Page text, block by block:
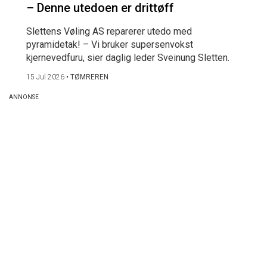
– Denne utedoen er drittøff
Slettens Vøling AS reparerer utedo med
pyramidetak! – Vi bruker supersenvokst
kjernevedfuru, sier daglig leder Sveinung Sletten.
15 Jul 2026 • TØMREREN